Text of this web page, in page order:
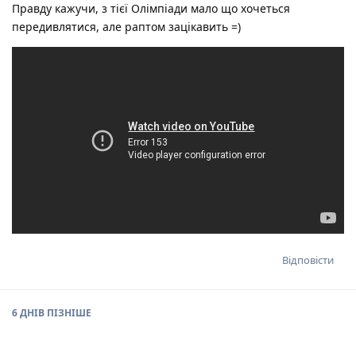
Правду кажучи, з тієї Олімпіади мало що хочеться
передивлятися, але раптом зацікавить =)
Відповісти
6 ДНІВ ПІЗНІШЕ